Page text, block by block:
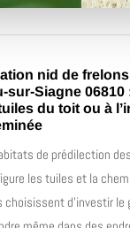
nid de
sur-Siagne 06810
du toit ou à
de prédilection
les tuiles et la
choisissent d’investir le